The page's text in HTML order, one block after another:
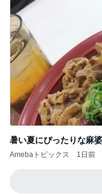
暑い夏にぴったりな麻
Amebaトピックス 1日前